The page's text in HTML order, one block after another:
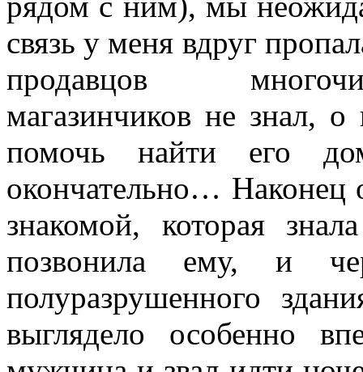
связь у меня вдруг
продавцов
магазинчиков не знал,
помочь найти его
окончательно… Наконец
знакомой, которая
позвонила ему, и
полуразрушенного
выглядело особенно